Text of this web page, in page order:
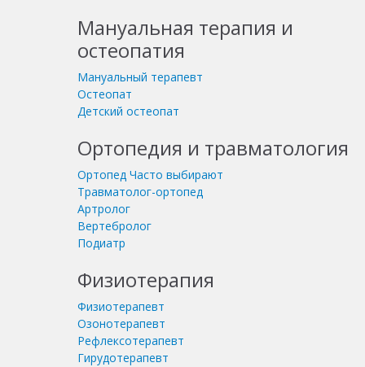
Мануальная терапия и
остеопатия
Мануальный терапевт
Остеопат
Детский остеопат
Ортопедия и травматология
Ортопед Часто выбирают
Травматолог-ортопед
Артролог
Вертебролог
Подиатр
Физиотерапия
Физиотерапевт
Озонотерапевт
Рефлексотерапевт
Гирудотерапевт